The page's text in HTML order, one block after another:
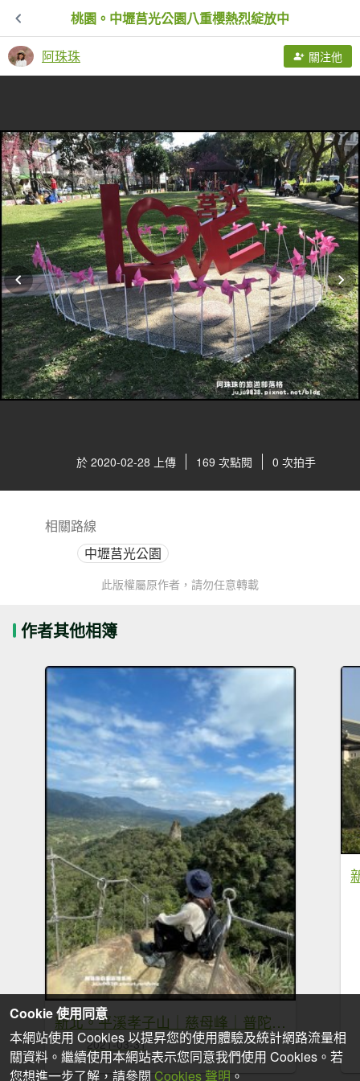
桃園。中壢莒光公園八重櫻熱烈綻放中
阿珠珠 關注他
於 2020-02-28 上傳 169 次點閱 0 次拍手
相關路線
中壢莒光公園
此版權屬原作者，請勿任意轉載
作者其他相簿
新北。平溪孝子山｜慈母峰｜普陀山一次挑戰三個刺激攀岩展望佳的小山峰
2021-03-31
Cookie 使用同意
本網站使用 Cookies 以提昇您的使用體驗及統計網路流量相
關資料。繼續使用本網站表示您同意我們使用 Cookies。若
您想進一步了解，請參閱 Cookies 聲明 。